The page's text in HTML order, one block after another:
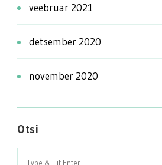
veebruar 2021
detsember 2020
november 2020
Otsi